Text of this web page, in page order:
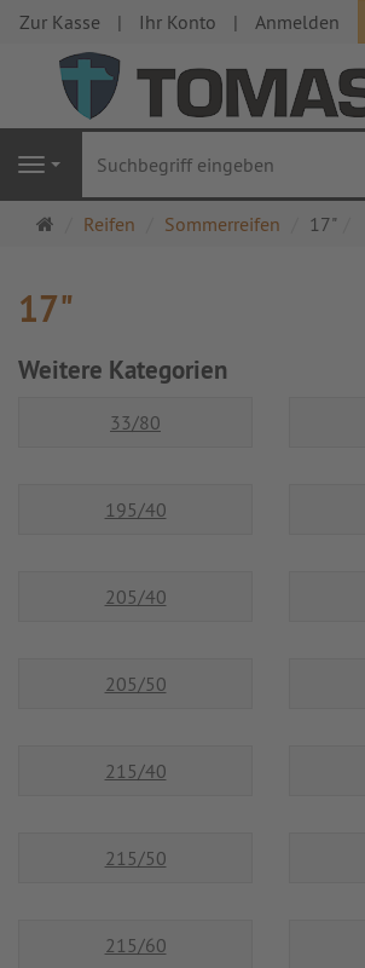
Zur Kasse Ihr Konto Anmelden
Navigation
Startseite
Reifen Sommerreifen 17"
17"
Weitere Kategorien
33/80
195/40
205/40
205/50
215/40
215/50
215/60